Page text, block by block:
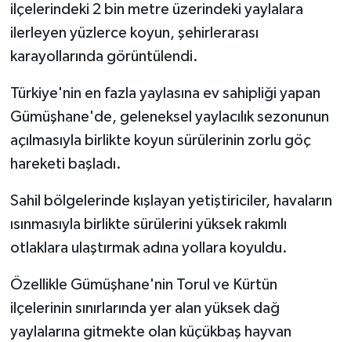
ilçelerindeki 2 bin metre üzerindeki yaylalara
ilerleyen yüzlerce koyun, şehirlerarası
karayollarında görüntülendi.
Türkiye'nin en fazla yaylasına ev sahipliği yapan
Gümüşhane'de, geleneksel yaylacılık sezonunun
açılmasıyla birlikte koyun sürülerinin zorlu göç
hareketi başladı.
Sahil bölgelerinde kışlayan yetiştiriciler, havaların
ısınmasıyla birlikte sürülerini yüksek rakımlı
otlaklara ulaştırmak adına yollara koyuldu.
Özellikle Gümüşhane'nin Torul ve Kürtün
ilçelerinin sınırlarında yer alan yüksek dağ
yaylalarına gitmekte olan küçükbaş hayvan